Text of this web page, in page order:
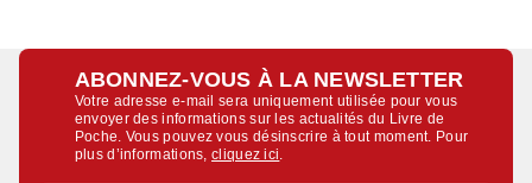
ABONNEZ-VOUS À LA NEWSLETTER
Votre adresse e-mail sera uniquement utilisée pour vous
envoyer des informations sur les actualités du Livre de
Poche. Vous pouvez vous désinscrire à tout moment. Pour
plus d’informations,cliquez ici